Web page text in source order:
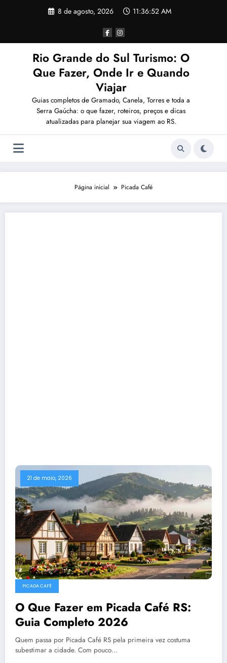
8 de agosto, 2026 11:36:52 AM
Rio Grande do Sul Turismo: O
Que Fazer, Onde Ir e Quando
Viajar
Guias completos de Gramado, Canela, Torres e toda a
Serra Gaúcha: o que fazer, roteiros, preços e dicas
atualizadas para planejar sua viagem ao RS.
Página inicial Picada Café
21 de maio, 2026
PICADA CAFÉ
O Que Fazer em Picada Café RS:
Guia Completo 2026
Quem passa por Picada Café RS pela primeira vez costuma
subestimar a cidade. Com pouco…